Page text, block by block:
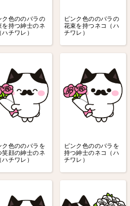
ク色ののバラの
を持つ紳士のネ
チワレ）
ピンク色ののバラの
花束を持つネコ（ハ
チワレ）
ク色ののバラを
笑顔の紳士のネ
チワレ）
ピンク色ののバラを
持つ紳士のネコ（ハ
チワレ）